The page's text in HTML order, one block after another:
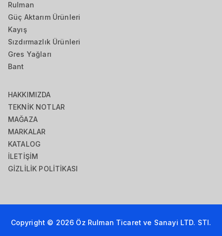
Rulman
Güç Aktarım Ürünleri
Kayış
Sızdırmazlık Ürünleri
Gres Yağları
Bant
HAKKIMIZDA
TEKNİK NOTLAR
MAĞAZA
MARKALAR
KATALOG
İLETİŞİM
GİZLİLİK POLİTİKASI
Copyright © 2026 Öz Rulman Ticaret ve Sanayi LTD. STI.